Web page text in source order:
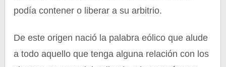
podía contener o liberar a su arbitrio.
De este origen nació la palabra eólico que alude
a todo aquello que tenga alguna relación con los